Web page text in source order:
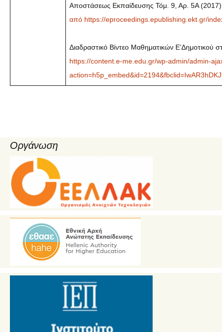
Αποστάσεως Εκπαίδευσης Τόμ. 9, Αρ. 5Α
από https://eproceedings.epublishing.ekt.gr/
Διαδραστικό Βίντεο Μαθηματικών E’Δημοτικού
https://content.e-me.edu.gr/wp-admin/admin-
Οργάνωση